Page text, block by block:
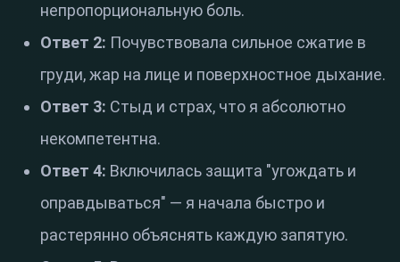
непропорциональную боль.
Ответ 2: Почувствовала сильное сжатие в
груди, жар на лице и поверхностное дыхание.
Ответ 3: Стыд и страх, что я абсолютно
некомпетентна.
Ответ 4: Включилась защита "угождать и
оправдываться" — я начала быстро и
растерянно объяснять каждую запятую.